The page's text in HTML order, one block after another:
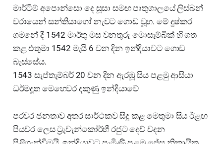
මාර්ටිම් අපොන්සො දෙ සූසා සමඟ පෘතුගාලයේ ලිස්බන්
වරායෙන් සන්තියාගෝ නැවට ගොඩ වූහ. මේ දුෂ්කර
ගමනේ දී 1542 මාර්තු මස වනතුරු මොසැම්බික් හි ගත
කළ එතුමා 1542 මැයි 6 වන දින ඉන්දියාවට ගොඩ
බැස්සේය.
1543 සැප්තැම්බර් 20 වන දින ඇරඹූ සිය පළමු ආසියා
ධර්මදූත මෙහෙවර දකුණු ඉන්දියාවේ
පරවර ජනතාව අතර සාර්ථකව සිදු කළ මෙතුමා සිය ඊළඟ
පියවර ලෙස ට්‍රැවැන්කෝර්හී රජුට දෙව් වදන